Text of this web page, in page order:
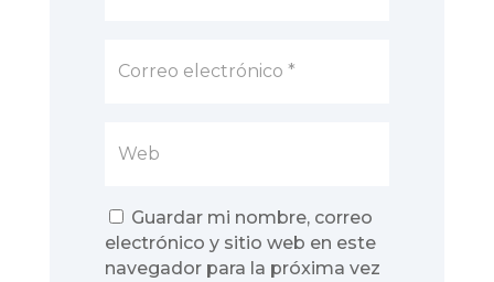
Guardar mi nombre, correo
electrónico y sitio web en este
navegador para la próxima vez